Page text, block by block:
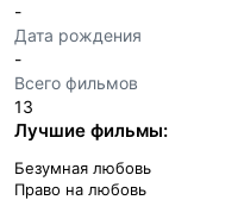
-
Дата рождения
-
Всего фильмов
13
Лучшие фильмы:
Безумная любовь
Право на любовь